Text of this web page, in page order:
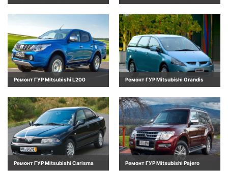
Ремонт ГУР Mitsubishi L200 Ремонт ГУР Mitsubishi Grandis
Ремонт ГУР Mitsubishi Carisma Ремонт ГУР Mitsubishi Pajero